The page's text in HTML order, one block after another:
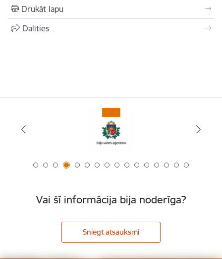
Drukāt lapu
Dalīties
Vai šī informācija bija noderīga?
Sniegt atsauksmi